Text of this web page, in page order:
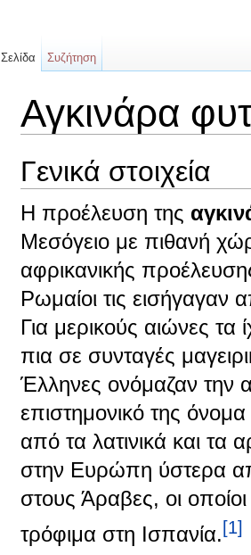
Αγκινάρα
Γενικά στοιχεία
Η προέλευση της
Μεσόγειο με πιθανή
αφρικανικής
Ρωμαίοι τις εισήγαγαν
Για μερικούς αιώνες τα
πια σε συνταγές
Έλληνες ονόμαζαν την
επιστημονικό της
από τα λατινικά και τα
στην Ευρώπη ύστερα
στους Άραβες, οι
τρόφιμα στη Ισπανία. [1]
Σελίδα Συζήτηση